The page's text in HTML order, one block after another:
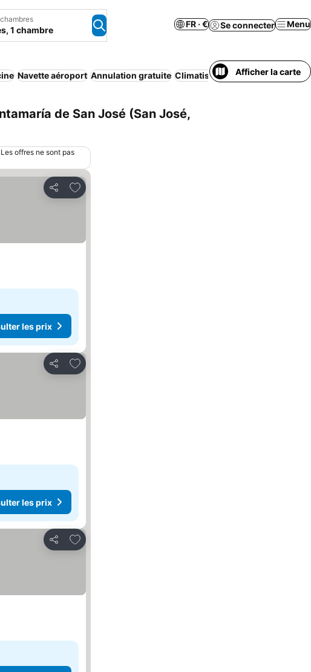
1 chambre
FR · € Se connecter Menu
Navette aéroport Annulation gratuite Climatisation Appart’hôtel
Afficher la carte
de San José (San José,
offres ne sont pas
Partager
Ajouter à mes favoris
les prix
Partager
Ajouter à mes favoris
les prix
Partager
Ajouter à mes favoris